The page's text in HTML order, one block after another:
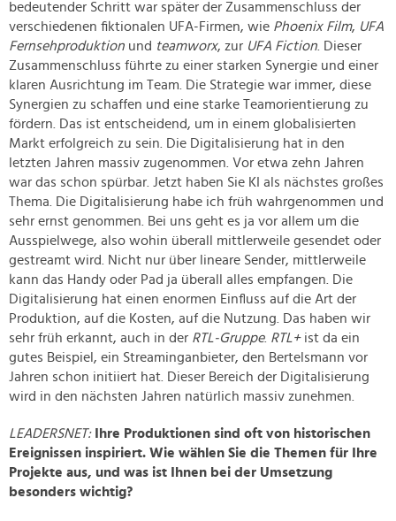
bedeutender Schritt war später der Zusammenschluss der
verschiedenen fiktionalen UFA-Firmen, wie Phoenix Film, UFA
Fernsehproduktion und teamworx, zur UFA Fiction . Dieser
Zusammenschluss führte zu einer starken Synergie und einer
klaren Ausrichtung im Team. Die Strategie war immer, diese
Synergien zu schaffen und eine starke Teamorientierung zu
fördern. Das ist entscheidend, um in einem globalisierten
Markt erfolgreich zu sein. Die Digitalisierung hat in den
letzten Jahren massiv zugenommen. Vor etwa zehn Jahren
war das schon spürbar. Jetzt haben Sie KI als nächstes großes
Thema. Die Digitalisierung habe ich früh wahrgenommen und
sehr ernst genommen. Bei uns geht es ja vor allem um die
Ausspielwege, also wohin überall mittlerweile gesendet oder
gestreamt wird. Nicht nur über lineare Sender, mittlerweile
kann das Handy oder Pad ja überall alles empfangen. Die
Digitalisierung hat einen enormen Einfluss auf die Art der
Produktion, auf die Kosten, auf die Nutzung. Das haben wir
sehr früh erkannt, auch in der RTL-Gruppe. RTL+ist da ein
gutes Beispiel, ein Streaminganbieter, den Bertelsmann vor
Jahren schon initiiert hat. Dieser Bereich der Digitalisierung
wird in den nächsten Jahren natürlich massiv zunehmen.
LEADERSNET:
Ihre Produktionen sind oft von historischen
Ereignissen inspiriert. Wie wählen Sie die Themen für Ihre
Projekte aus, und was ist Ihnen bei der Umsetzung
besonders wichtig?